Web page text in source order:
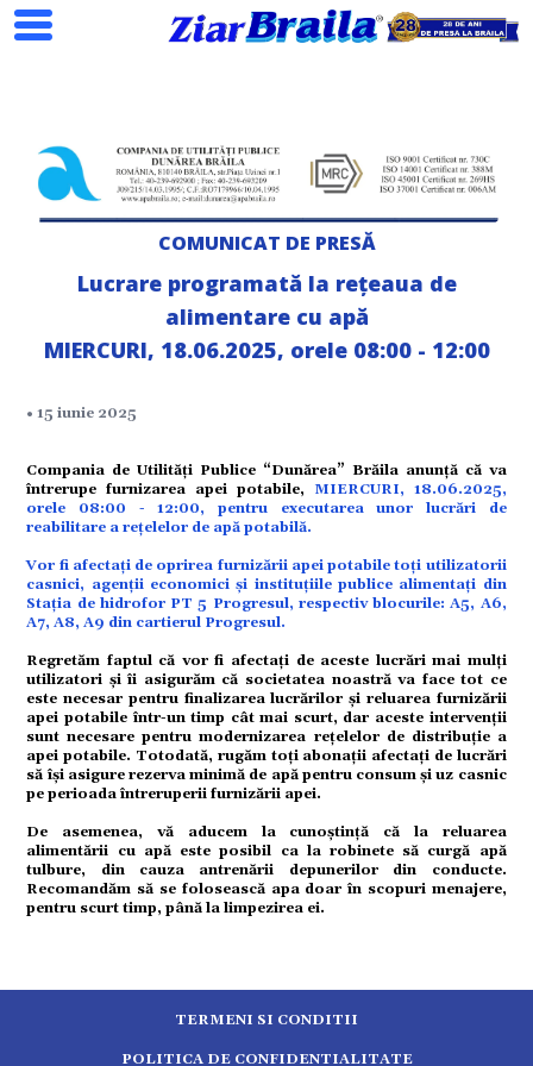
Search
COMUNICAT DE PRESĂ
Lucrare programată la rețeaua de
alimentare cu apă
MIERCURI, 18.06.2025, orele 08:00 - 12:00
• 15 iunie 2025
Compania de Utilități Publice “Dunărea” Brăila anunță că va
întrerupe furnizarea apei potabile, MIERCURI, 18.06.2025,
orele 08:00 - 12:00, pentru executarea unor lucrări de
reabilitare a rețelelor de apă potabilă.
Vor fi afectați de oprirea furnizării apei potabile toți utilizatorii
casnici, agenții economici și instituțiile publice alimentați din
Stația de hidrofor PT 5 Progresul, respectiv blocurile: A5, A6,
A7, A8, A9 din cartierul Progresul.
Regretăm faptul că vor fi afectați de aceste lucrări mai mulți
utilizatori și îi asigurăm că societatea noastră va face tot ce
este necesar pentru finalizarea lucrărilor și reluarea furnizării
apei potabile într-un timp cât mai scurt, dar aceste intervenții
sunt necesare pentru modernizarea rețelelor de distribuție a
apei potabile. Totodată, rugăm toți abonații afectați de lucrări
să își asigure rezerva minimă de apă pentru consum și uz casnic
pe perioada întreruperii furnizării apei.
De asemenea, vă aducem la cunoștință că la reluarea
alimentării cu apă este posibil ca la robinete să curgă apă
tulbure, din cauza antrenării depunerilor din conducte.
Recomandăm să se folosească apa doar în scopuri menajere,
pentru scurt timp, până la limpezirea ei.
TERMENI SI CONDITII
POLITICA DE CONFIDENTIALITATE